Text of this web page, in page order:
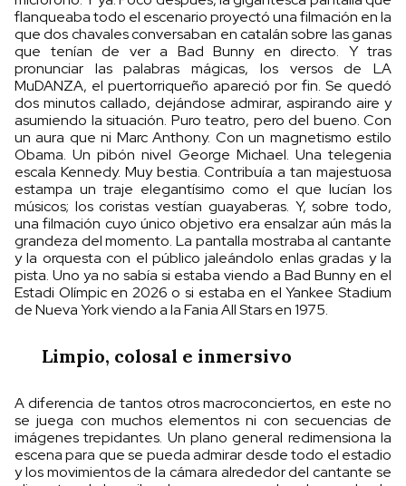
flanqueaba todo el escenario proyectó una filmación en la
que dos chavales conversaban en catalán sobre las ganas
que tenían de ver a Bad Bunny en directo. Y tras
pronunciar las palabras mágicas, los versos de LA
MuDANZA, el puertorriqueño apareció por fin. Se quedó
dos minutos callado, dejándose admirar, aspirando aire y
asumiendo la situación. Puro teatro, pero del bueno. Con
un aura que ni Marc Anthony. Con un magnetismo estilo
Obama. Un pibón nivel George Michael. Una telegenia
escala Kennedy. Muy bestia. Contribuía a tan majestuosa
estampa un traje elegantísimo como el que lucían los
músicos; los coristas vestían guayaberas. Y, sobre todo,
una filmación cuyo único objetivo era ensalzar aún más la
grandeza del momento. La pantalla mostraba al cantante
y la orquesta con el público jaleándolo enlas gradas y la
pista. Uno ya no sabía si estaba viendo a Bad Bunny en el
Estadi Olímpic en 2026 o si estaba en el Yankee Stadium
de Nueva York viendo a la Fania All Stars en 1975.
Limpio, colosal e inmersivo
A diferencia de tantos otros macroconciertos, en este no
se juega con muchos elementos ni con secuencias de
imágenes trepidantes. Un plano general redimensiona la
escena para que se pueda admirar desde todo el estadio
y los movimientos de la cámara alrededor del cantante se